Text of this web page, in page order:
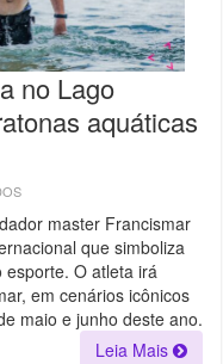
no Lago
aquáticas
DE
70
ANOS
TREINA
NO
LAGO
GUAÍBA
PARA
DISPUTAR
MARATONAS
master Francismar
que simboliza
esporte. O atleta irá
em cenários icônicos
maio e junho deste ano.
Leia Mais